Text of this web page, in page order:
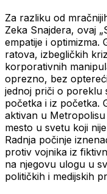
Za razliku od
Zeka Snajdera, ovaj
empatije i optimizma.
ratova, izbegličkih
korporativnih
oprezno, bez
jednoj priči o poreklu
početka i iz početka.
aktivan u
mesto u svetu koji
Radnja počinje
protiv vojnika iz
na njegovu ulogu u
političkih i medijskih